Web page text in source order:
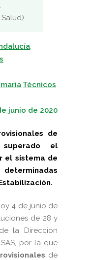
Técnicos
junio de 2020
de
el
el sistema de
4 de junio de
de 28 y
la Dirección
por la que
de